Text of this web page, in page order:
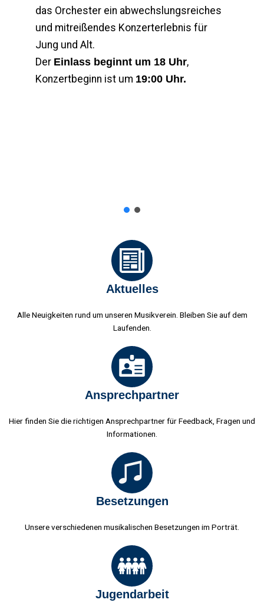
das Orchester ein abwechslungsreiches
und mitreißendes Konzerterlebnis für
Jung und Alt.
Der Einlass beginnt um 18 Uhr,
Konzertbeginn ist um 19:00 Uhr.
Aktuelles
Alle Neuigkeiten rund um unseren Musikverein. Bleiben Sie auf dem
Laufenden.
Ansprechpartner
Hier finden Sie die richtigen Ansprechpartner für Feedback, Fragen und
Informationen.
Besetzungen
Unsere verschiedenen musikalischen Besetzungen im Porträt.
Jugendarbeit